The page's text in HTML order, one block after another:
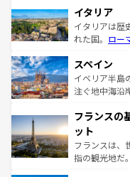
イタリア
イタリアは歴
れた国。 ロー
ろん、トスカ
景など、自然
ピザやパスタ
ませてくれる
なお、新着の
しい。
スペイン
イベリア半島
注ぐ地中海沿
文化が根付く
れる闘牛、そ
る。首都マド
アートに溢れ
フランスの
ット
フランスは、
指の観光地だ